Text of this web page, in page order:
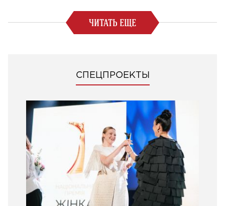
ЧИТАТЬ ЕЩЕ
СПЕЦПРОЕКТЫ